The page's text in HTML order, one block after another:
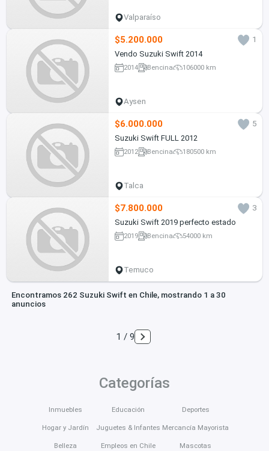
Valparaíso
$5.200.000
1
Vendo Suzuki Swift 2014
2014 Bencina 106000 km
Aysen
$6.000.000
5
Suzuki Swift FULL 2012
2012 Bencina 180500 km
Talca
$7.800.000
3
Suzuki Swift 2019 perfecto estado
2019 Bencina 54000 km
Temuco
Encontramos 262 Suzuki Swift en Chile, mostrando 1 a 30
anuncios
1 / 9
Categorías
Inmuebles
Hogar y Jardín
Belleza
Educación
Juguetes & Infantes
Empleos en Chile
Deportes
Mercancía Mayorista
Mascotas